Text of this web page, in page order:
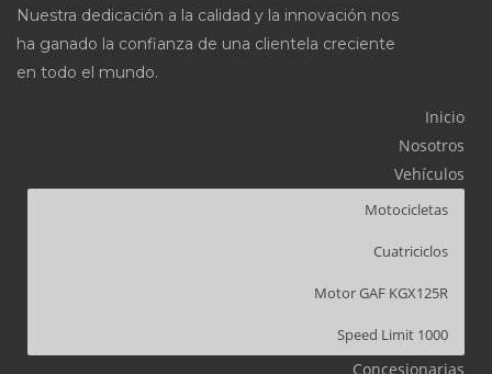
Nuestra dedicación a la calidad y la innovación nos
ha ganado la confianza de una clientela creciente
en todo el mundo.
Inicio
Nosotros
Vehículos
Motocicletas
Cuatriciclos
Motor GAF KGX125R
Speed Limit 1000
Concesionarias